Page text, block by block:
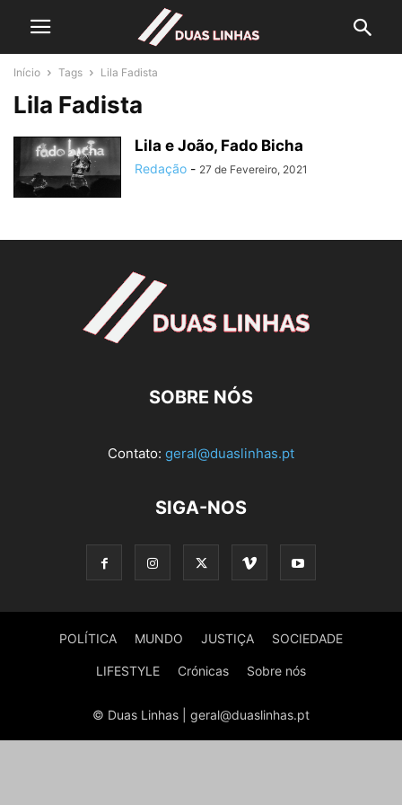
Início Tags Lila Fadista
Lila Fadista
Lila e João, Fado Bicha
Redação - 27 de Fevereiro, 2021
SOBRE NÓS
Contato: geral@duaslinhas.pt
SIGA-NOS
POLÍTICA MUNDO JUSTIÇA SOCIEDADE
LIFESTYLE Crónicas Sobre nós
© Duas Linhas | geral@duaslinhas.pt